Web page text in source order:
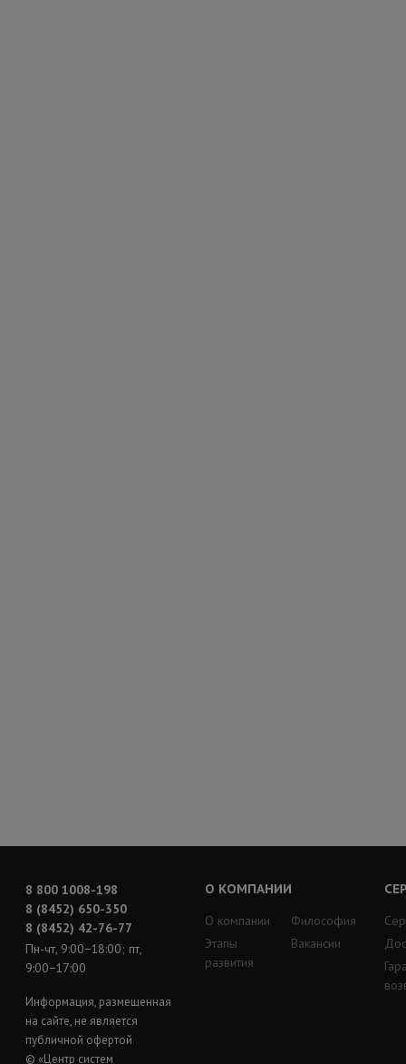
8 800 1008-198
8 (8452) 650-350
8 (8452) 42-76-77
Пн-чт, 9:00−18:00; пт,
9:00−17:00
Информация, размещенная
на сайте, не является
публичной офертой
© «Центр систем
О КОМПАНИИ
О компании
Этапы
развития
Философия
Вакансии